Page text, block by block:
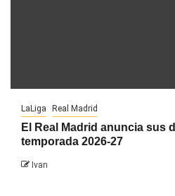
LaLiga Real Madrid
El Real Madrid anuncia sus
temporada 2026-27
Ivan